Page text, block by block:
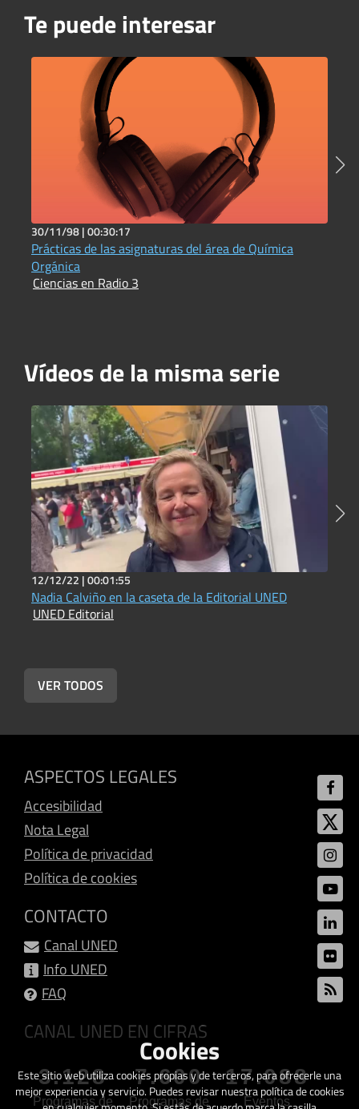
Te puede interesar
30/11/98 |00:30:17
Prácticas de las asignaturas del área de Química
Orgánica
Ciencias en Radio 3
Vídeos de la misma serie
12/12/22 |00:01:55
Nadia Calviño en la caseta de la Editorial UNED
UNED Editorial
VER TODOS
ASPECTOS LEGALES
Accesibilidad
Nota Legal
Política de privacidad
Política de cookies
CONTACTO
Canal UNED
Info UNED
FAQ
CANAL UNED EN CIFRAS
3.128
Programas de
7.600
Programas de
17.088
Eventos
Cookies
Este sitio web utiliza cookies propias y de terceros, para ofrecerle una
mejor experiencia y servicio. Puedes revisar nuestra política de cookies